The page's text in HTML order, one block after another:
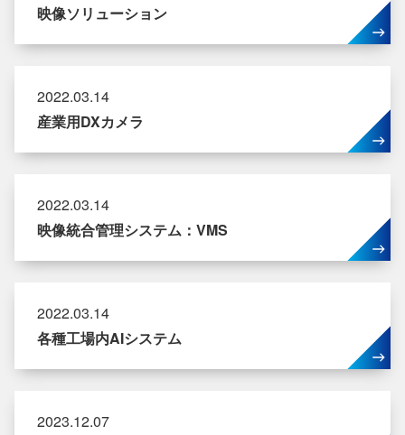
映像ソリューション
2022.03.14
産業用DXカメラ
2022.03.14
映像統合管理システム：VMS
2022.03.14
各種工場内AIシステム
2023.12.07